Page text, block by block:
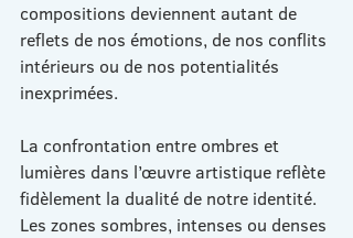
compositions deviennent autant de
reflets de nos émotions, de nos conflits
intérieurs ou de nos potentialités
inexprimées.
La confrontation entre ombres et
lumières dans l’œuvre artistique reflète
fidèlement la dualité de notre identité.
Les zones sombres, intenses ou denses